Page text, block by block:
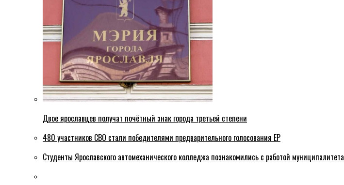
Двое ярославцев получат почётный знак города третьей степени
480 участников СВО стали победителями предварительного голосования ЕР
Студенты Ярославского автомеханического колледжа познакомились с работой муниципалитета